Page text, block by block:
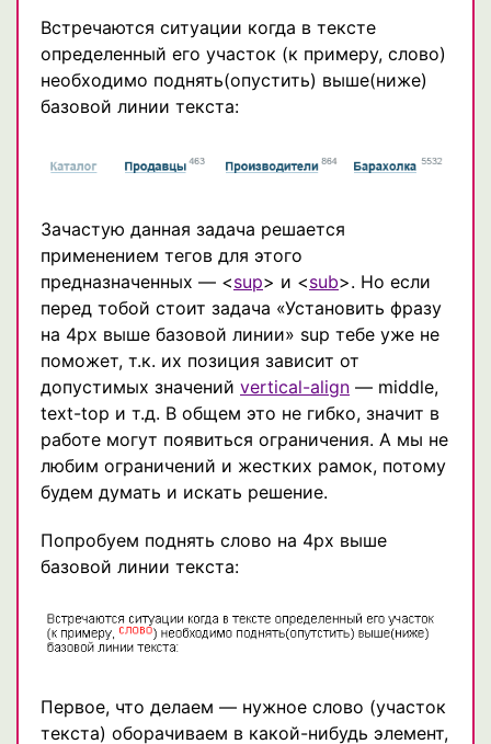
Встречаются ситуации когда в тексте
определенный его участок (к примеру, слово)
необходимо поднять(опустить) выше(ниже)
базовой линии текста:
Зачастую данная задача решается
применением тегов для этого
предназначенных — <sup> и <sub>. Но если
перед тобой стоит задача «Установить фразу
на 4px выше базовой линии» sup тебе уже не
поможет, т.к. их позиция зависит от
допустимых значений vertical-align — middle,
text-top и т.д. В общем это не гибко, значит в
работе могут появиться ограничения. А мы не
любим ограничений и жестких рамок, потому
будем думать и искать решение.
Попробуем поднять слово на 4px выше
базовой линии текста:
Первое, что делаем — нужное слово (участок
текста) оборачиваем в какой-нибудь элемент,